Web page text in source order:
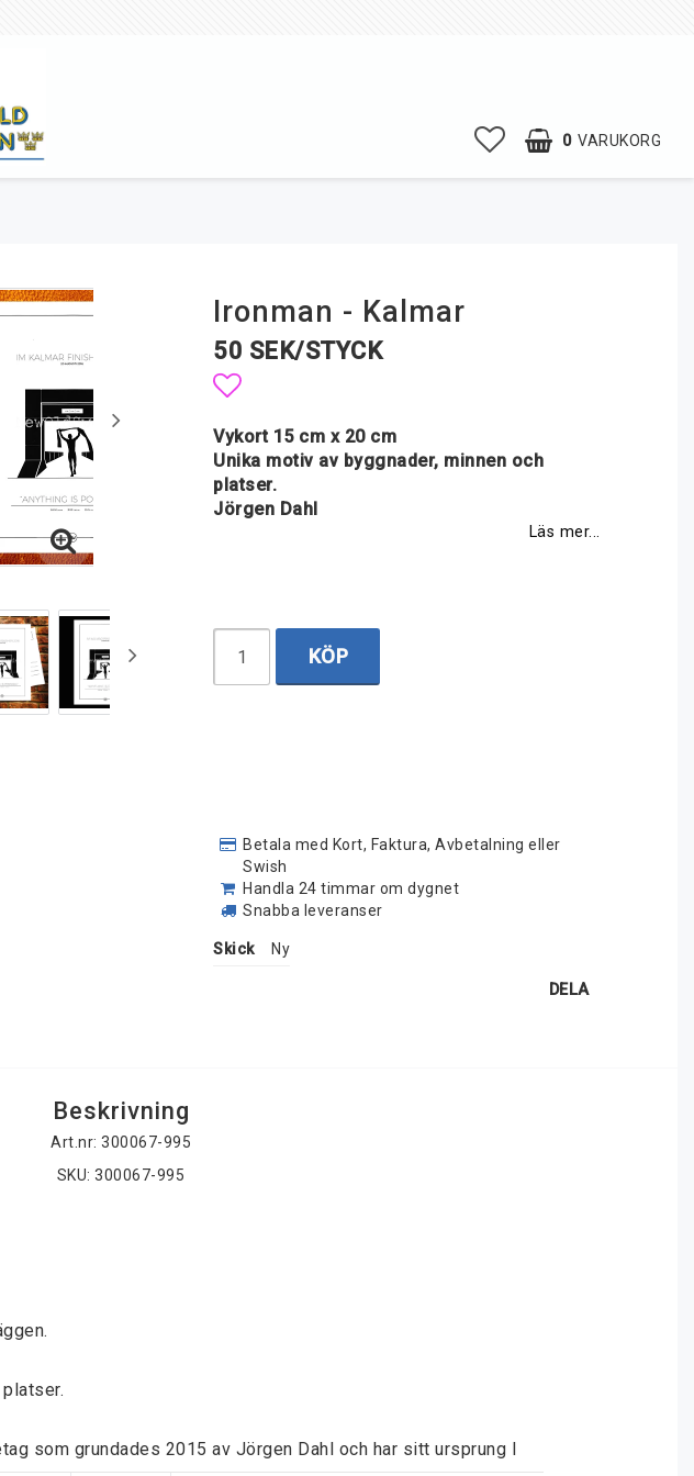
0 VARUKORG
Ironman - Kalmar
50 SEK/STYCK
Lägg till i favoritlistan
Vykort 15 cm x 20 cm
Unika motiv av byggnader, minnen och
platser.
Jörgen Dahl
Läs mer...
KÖP
Betala med Kort, Faktura, Avbetalning eller
Swish
Handla 24 timmar om dygnet
Snabba leveranser
Skick Ny
DELA
Beskrivning
Art.nr: 300067-995
SKU: 300067-995
som grundades 2015 av Jörgen Dahl och har sitt ursprung I